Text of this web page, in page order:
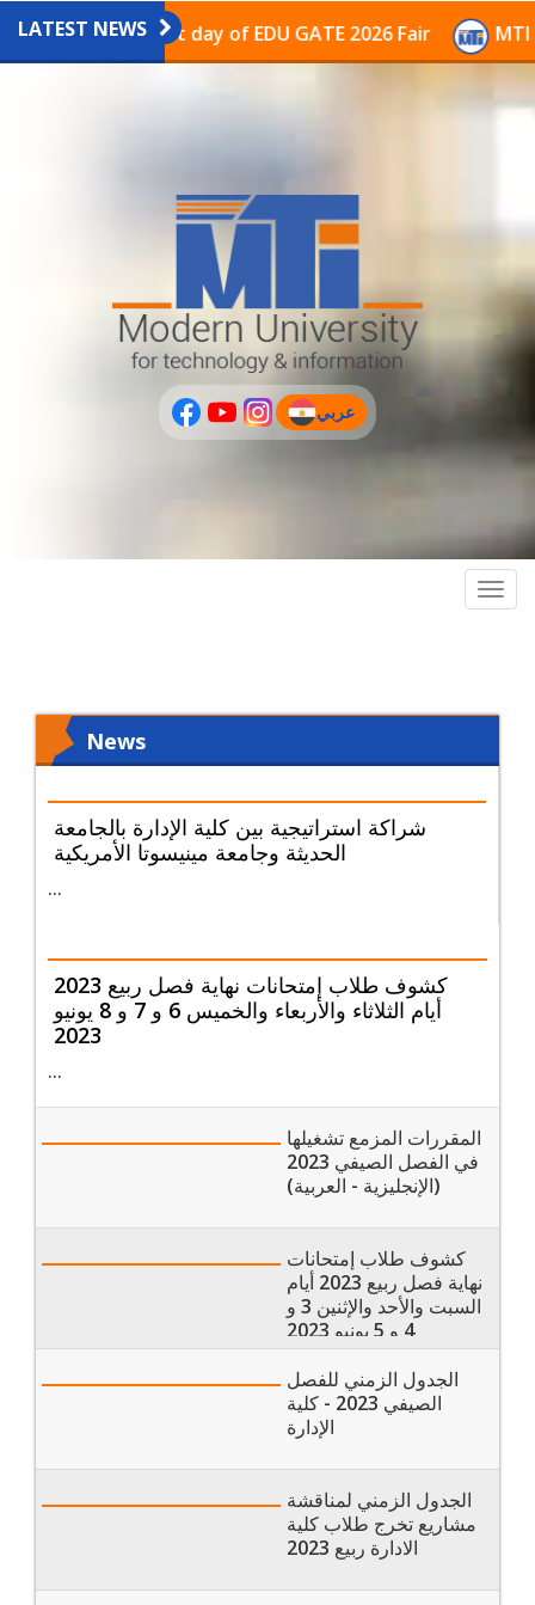
PLUS
LATEST NEWS
on the last day of EDU GATE 2026 Fair MTI
عربي
(current)
News
شراكة استراتيجية بين كلية الإدارة بالجامعة
الحديثة وجامعة مينيسوتا الأمريكية
...
كشوف طلاب إمتحانات نهاية فصل ربيع 2023
أيام الثلاثاء والأربعاء والخميس 6 و 7 و 8 يونيو
2023
...
المقررات المزمع تشغيلها
في الفصل الصيفي 2023
(الإنجليزية - العربية)
كشوف طلاب إمتحانات
نهاية فصل ربيع 2023 أيام
السبت والأحد والإثنين 3 و
4 و 5 يونيو 2023
الجدول الزمني للفصل
الصيفي 2023 - كلية
الإدارة
الجدول الزمني لمناقشة
مشاريع تخرج طلاب كلية
الادارة ربيع 2023